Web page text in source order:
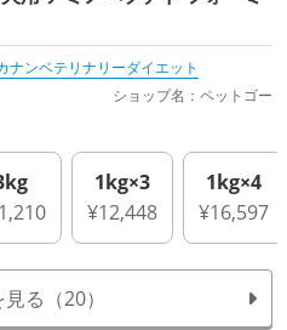
ナンベテリナリーダイエット
ショップ名：ペットゴー
1kg×3
¥12,448
1kg×4
¥16,597
る（20）